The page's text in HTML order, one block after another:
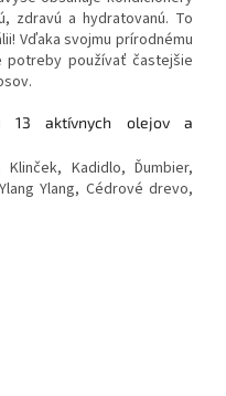
zdravú a hydratovanú. To
Vďaka svojmu prírodnému
potreby používať častejšie
13 aktívnych olejov a
Kadidlo, Ďumbier,
Ylang, Cédrové drevo,